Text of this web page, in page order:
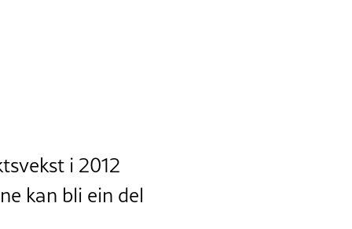
i 2012
kan bli ein del